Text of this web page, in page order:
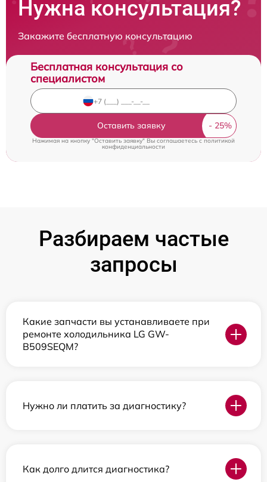
Нужна консультация?
Закажите бесплатную консультацию
Бесплатная консультация со
специалистом
Оставить заявку
Нажимая на кнопку "Оставить заявку" Вы соглашаетесь cполитикой
конфиденциальности
Разбираем частые
запросы
Какие запчасти вы устанавливаете при
ремонте холодильника LG GW-
B509SEQM?
Нужно ли платить за диагностику?
Как долго длится диагностика?